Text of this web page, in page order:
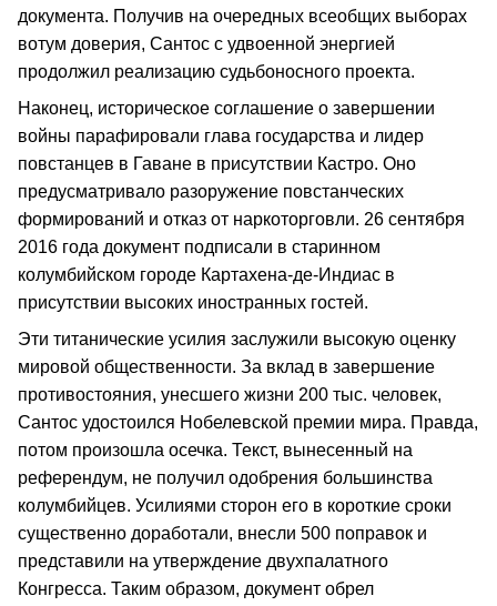
документа. Получив на очередных всеобщих выборах
вотум доверия, Сантос с удвоенной энергией
продолжил реализацию судьбоносного проекта.
Наконец, историческое соглашение о завершении
войны парафировали глава государства и лидер
повстанцев в Гаване в присутствии Кастро. Оно
предусматривало разоружение повстанческих
формирований и отказ от наркоторговли. 26 сентября
2016 года документ подписали в старинном
колумбийском городе Картахена-де-Индиас в
присутствии высоких иностранных гостей.
Эти титанические усилия заслужили высокую оценку
мировой общественности. За вклад в завершение
противостояния, унесшего жизни 200 тыс. человек,
Сантос удостоился Нобелевской премии мира. Правда,
потом произошла осечка. Текст, вынесенный на
референдум, не получил одобрения большинства
колумбийцев. Усилиями сторон его в короткие сроки
существенно доработали, внесли 500 поправок и
представили на утверждение двухпалатного
Конгресса. Таким образом, документ обрел